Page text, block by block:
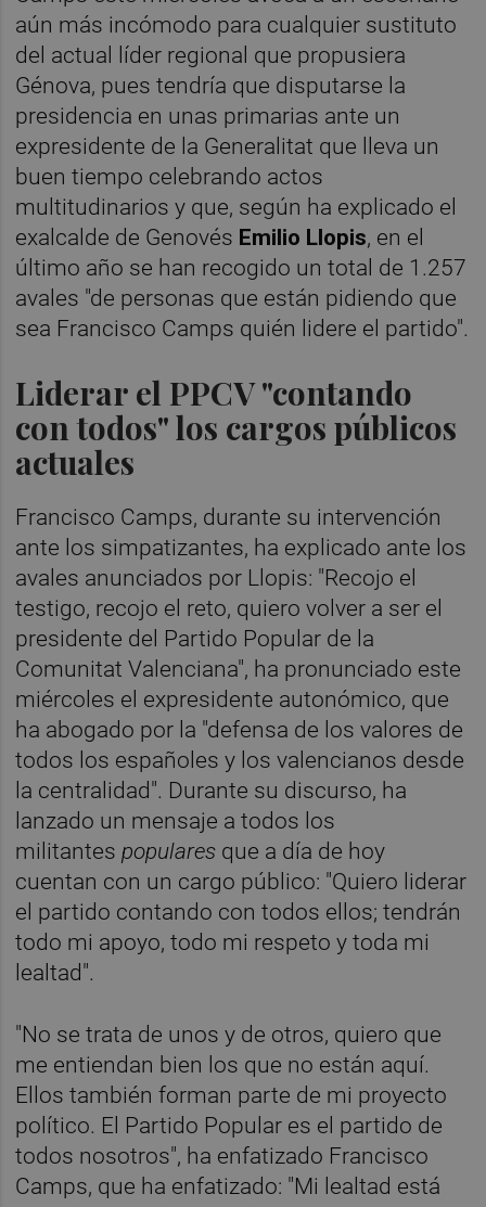
aún más incómodo para cualquier sustituto
del actual líder regional que propusiera
Génova, pues tendría que disputarse la
presidencia en unas primarias ante un
expresidente de la Generalitat que lleva un
buen tiempo celebrando actos
multitudinarios y que, según ha explicado el
exalcalde de Genovés Emilio Llopis, en el
último año se han recogido un total de 1.257
avales "de personas que están pidiendo que
sea Francisco Camps quién lidere el partido".
Liderar el PPCV "contando
con todos" los cargos públicos
actuales
Francisco Camps, durante su intervención
ante los simpatizantes, ha explicado ante los
avales anunciados por Llopis: "Recojo el
testigo, recojo el reto, quiero volver a ser el
presidente del Partido Popular de la
Comunitat Valenciana", ha pronunciado este
miércoles el expresidente autonómico, que
ha abogado por la "defensa de los valores de
todos los españoles y los valencianos desde
la centralidad". Durante su discurso, ha
lanzado un mensaje a todos los
militantespopulares que a día de hoy
cuentan con un cargo público: "Quiero liderar
el partido contando con todos ellos; tendrán
todo mi apoyo, todo mi respeto y toda mi
lealtad".
"No se trata de unos y de otros, quiero que
me entiendan bien los que no están aquí.
Ellos también forman parte de mi proyecto
político. El Partido Popular es el partido de
todos nosotros", ha enfatizado Francisco
Camps, que ha enfatizado: "Mi lealtad está